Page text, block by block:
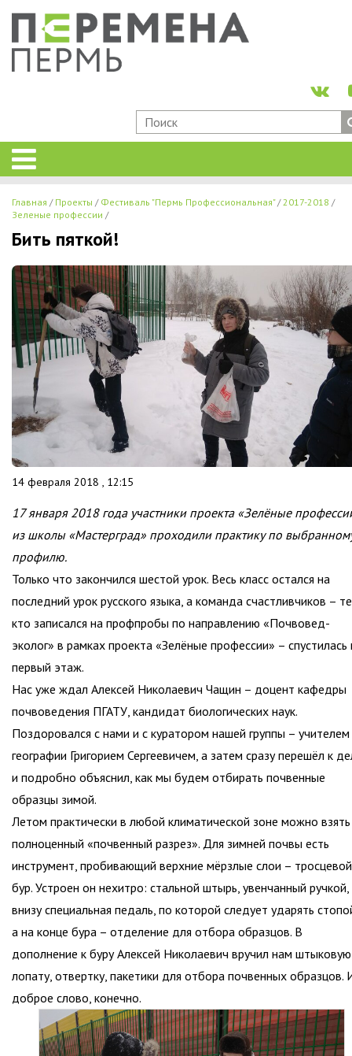
Главная Проекты Фестиваль "Пермь Профессиональная"
2017-2018
Зеленые профессии
Бить пяткой!
14 февраля 2018 , 12:15
17 января 2018 года участники проекта «Зелёные
из школы «Мастерград» проходили практику по
профилю.
Только что закончился шестой урок. Весь класс остался на
последний урок русского языка, а команда счастливчиков –
кто записался на профпробы по направлению «Почвовед-
эколог» в рамках проекта «Зелёные профессии» – спустилась
первый этаж.
Нас уже ждал Алексей Николаевич Чащин – доцент кафедры
почвоведения ПГАТУ, кандидат биологических наук.
Поздоровался с нами и с куратором нашей группы – учителем
географии Григорием Сергеевичем, а затем сразу перешёл к
и подробно объяснил, как мы будем отбирать почвенные
образцы зимой.
Летом практически в любой климатической зоне можно взять
полноценный «почвенный разрез». Для зимней почвы есть
инструмент, пробивающий верхние мёрзлые слои – тросцевой
бур. Устроен он нехитро: стальной штырь, увенчанный ручкой,
внизу специальная педаль, по которой следует ударять
а на конце бура – отделение для отбора образцов. В
дополнение к буру Алексей Николаевич вручил нам штыковую
лопату, отвертку, пакетики для отбора почвенных образцов.
доброе слово, конечно.